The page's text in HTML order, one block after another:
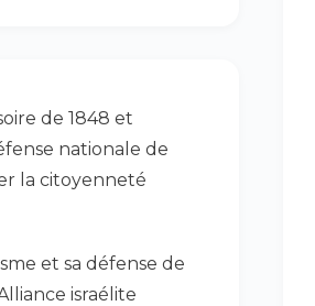
de 1848 et
nationale de
la citoyenneté
et sa défense de
israélite